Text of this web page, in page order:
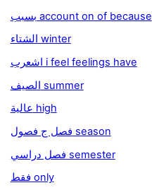
بسبب account on of because
الشتاء winter
اشعرب i feel feelings have
الصيف summer
عالية high
فصل ج فصول season
فصل دراسي semester
فقط only